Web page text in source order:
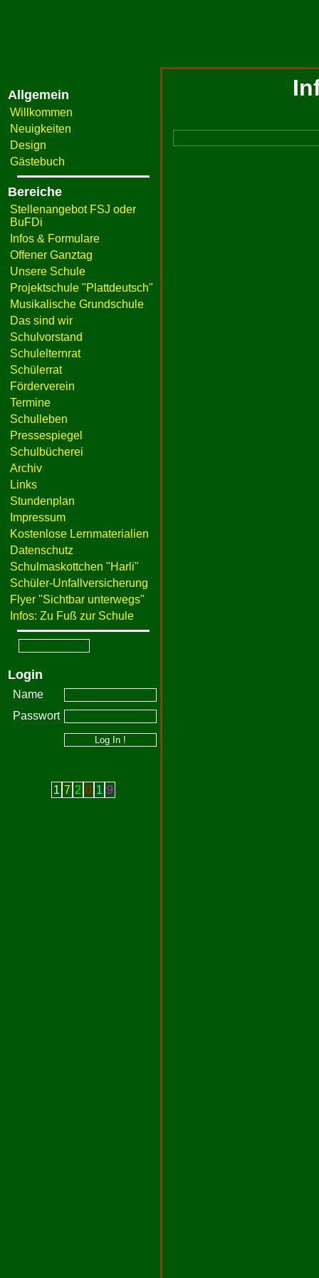
Allgemein
Willkommen
Neuigkeiten
Design
Gästebuch
Bereiche
Stellenangebot FSJ oder
BuFDi
Infos & Formulare
Offener Ganztag
Unsere Schule
Projektschule "Plattdeutsch"
Musikalische Grundschule
Das sind wir
Schulvorstand
Schulelternrat
Schülerrat
Förderverein
Termine
Schulleben
Pressespiegel
Schulbücherei
Archiv
Links
Stundenplan
Impressum
Kostenlose Lernmaterialien
Datenschutz
Schulmaskottchen "Harli"
Schüler-Unfallversicherung
Flyer "Sichtbar unterwegs"
Infos: Zu Fuß zur Schule
Login
Name
Passwort
1 7 2 0 1 9